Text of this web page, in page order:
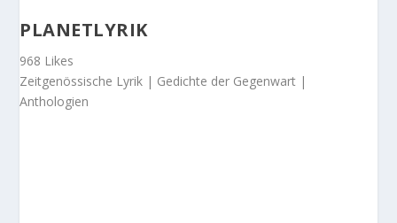
PLANETLYRIK
968 Likes
Zeitgenössische Lyrik | Gedichte der Gegenwart |
Anthologien